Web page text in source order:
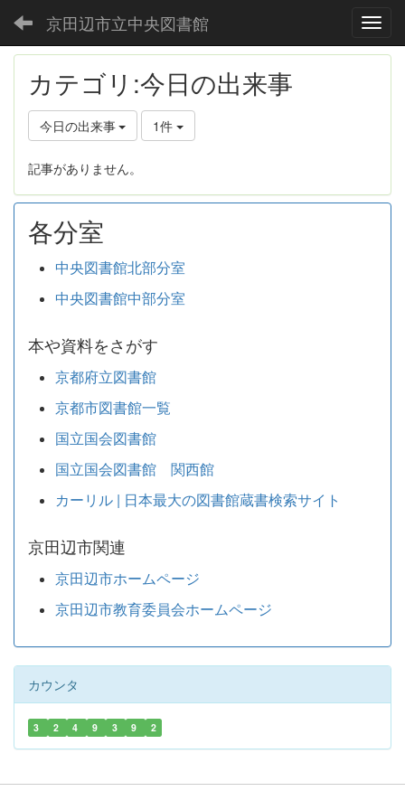
京田辺市立中央図書館
カテゴリ:今日の出来事
今日の出来事 1件
記事がありません。
各分室
中央図書館北部分室
中央図書館中部分室
本や資料をさがす
京都府立図書館
京都市図書館一覧
国立国会図書館
国立国会図書館 関西館
カーリル | 日本最大の図書館蔵書検索サイト
京田辺市関連
京田辺市ホームページ
京田辺市教育委員会ホームページ
カウンタ
3 2 4 9 3 9 2